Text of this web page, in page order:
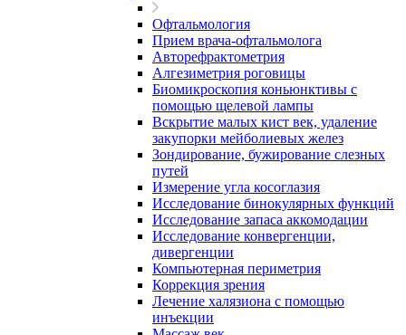
Офтальмология
Прием врача-офтальмолога
Авторефрактометрия
Алгезиметрия роговицы
Биомикроскопия коньюнктивы с
помощью щелевой лампы
Вскрытие малых кист век, удаление
закупорки мейболиевых желез
Зондирование, бужирование слезных
путей
Измерение угла косоглазия
Исследование бинокулярных функций
Исследование запаса аккомодации
Исследование конвергенции,
дивергенции
Компьютерная периметрия
Коррекция зрения
Лечение халязиона с помощью
инъекции